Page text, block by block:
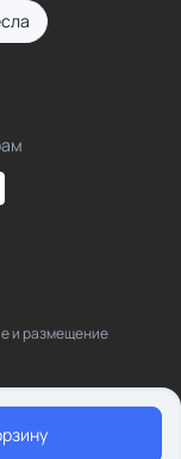
и размещение